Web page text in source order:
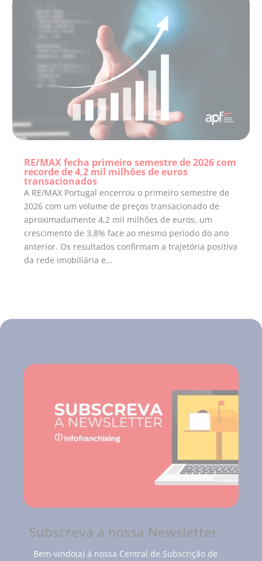
RE/MAX fecha primeiro semestre de 2026 com
recorde de 4,2 mil milhões de euros
transacionados
A RE/MAX Portugal encerrou o primeiro semestre de
2026 com um volume de preços transacionado de
aproximadamente 4,2 mil milhões de euros, um
crescimento de 3,8% face ao mesmo período do ano
anterior. Os resultados confirmam a trajetória positiva
da rede imobiliária e...
Subscreva a nossa Newsletter
Bem-vindo(a) à nossa Central de Subscrição de